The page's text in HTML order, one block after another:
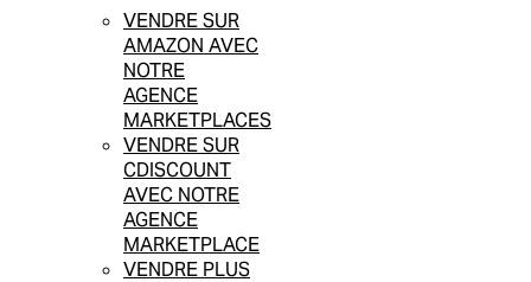
VENDRE SUR
AMAZON AVEC
NOTRE
AGENCE
MARKETPLACES
VENDRE SUR
CDISCOUNT
AVEC NOTRE
AGENCE
MARKETPLACE
VENDRE PLUS